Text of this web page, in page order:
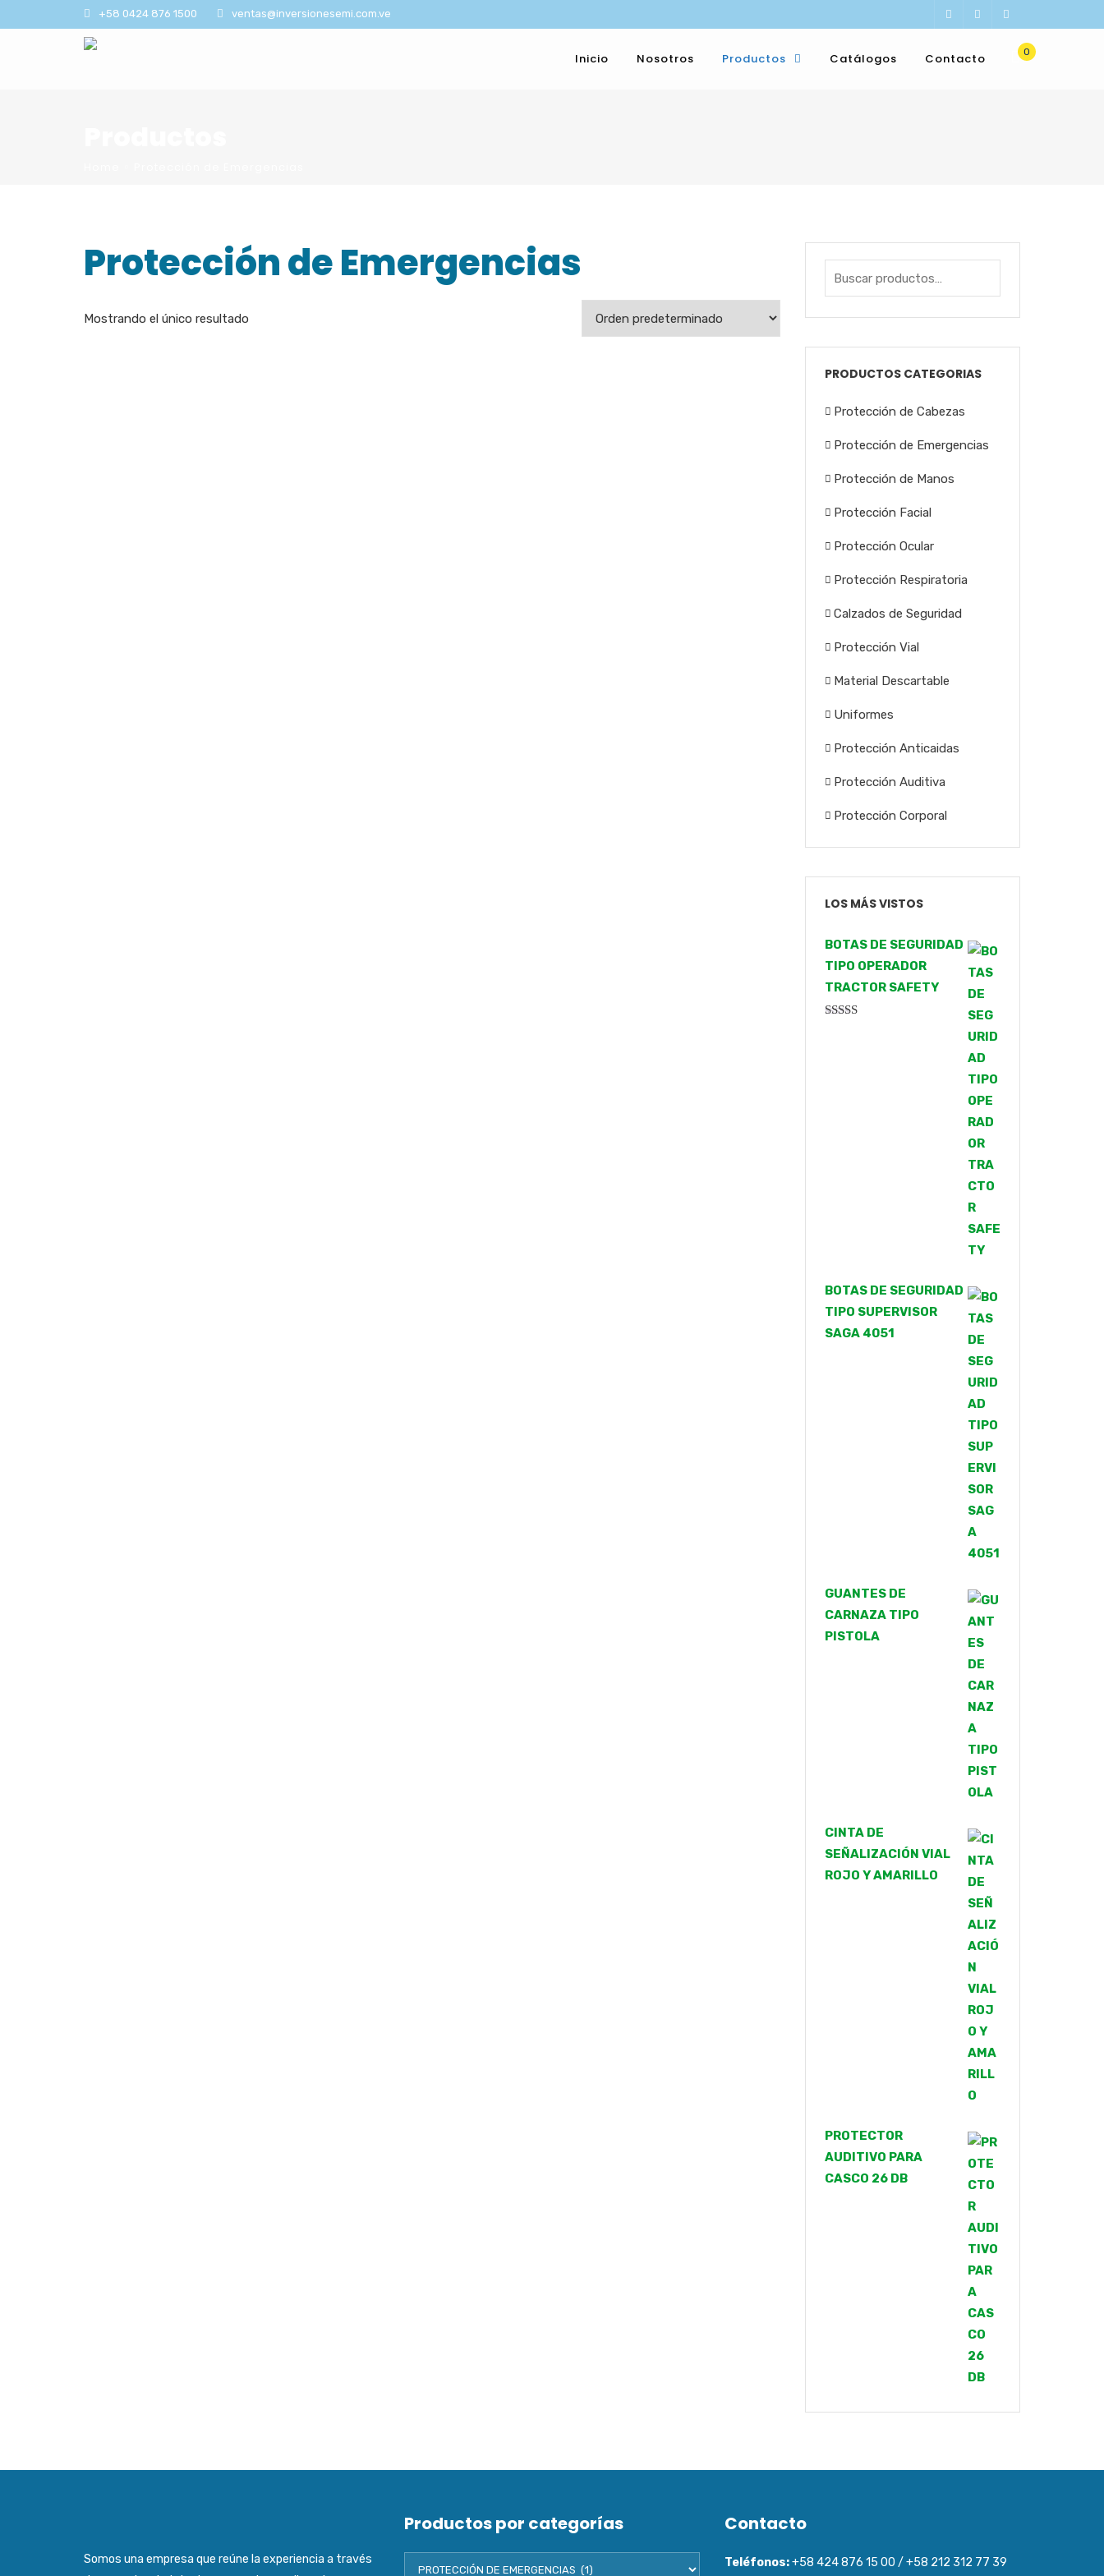
+58 0424 876 1500 ventas@inversionesemi.com.ve
0
Inicio Nosotros Productos Catálogos Contacto
Protección de Emergencias
Mostrando el único resultado
PRODUCTOS CATEGORIAS
Protección de Cabezas
Protección de Emergencias
Protección de Manos
Protección Facial
Protección Ocular
Protección Respiratoria
Calzados de Seguridad
Protección Vial
Material Descartable
Uniformes
Protección Anticaidas
Protección Auditiva
Protección Corporal
LOS MÁS VISTOS
BOTAS DE SEGURIDAD
TIPO OPERADOR
TRACTOR SAFETY
BOTAS DE SEGURIDAD
TIPO SUPERVISOR
SAGA 4051
GUANTES DE
CARNAZA TIPO
PISTOLA
CINTA DE
SEÑALIZACIÓN VIAL
ROJO Y AMARILLO
PROTECTOR
AUDITIVO PARA
CASCO 26 DB
Somos una empresa que reúne la experiencia a través
Productos por categorías Contacto
Teléfonos:+58 424 876 15 00 / +58 212 312 77 39